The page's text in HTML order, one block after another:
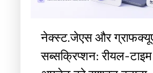
नेक्स्ट.जेएस और
सब्सक्रिप्शन: रीयल-